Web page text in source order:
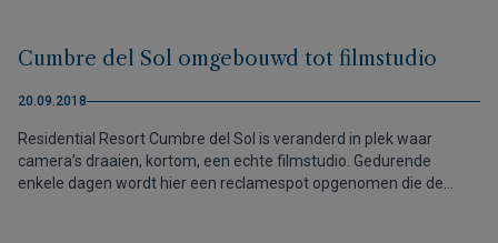
Cumbre del Sol omgebouwd tot filmstudio
20.09.2018
Residential Resort Cumbre del Sol is veranderd in plek waar
camera’s draaien, kortom, een echte filmstudio. Gedurende
enkele dagen wordt hier een reclamespot opgenomen die de